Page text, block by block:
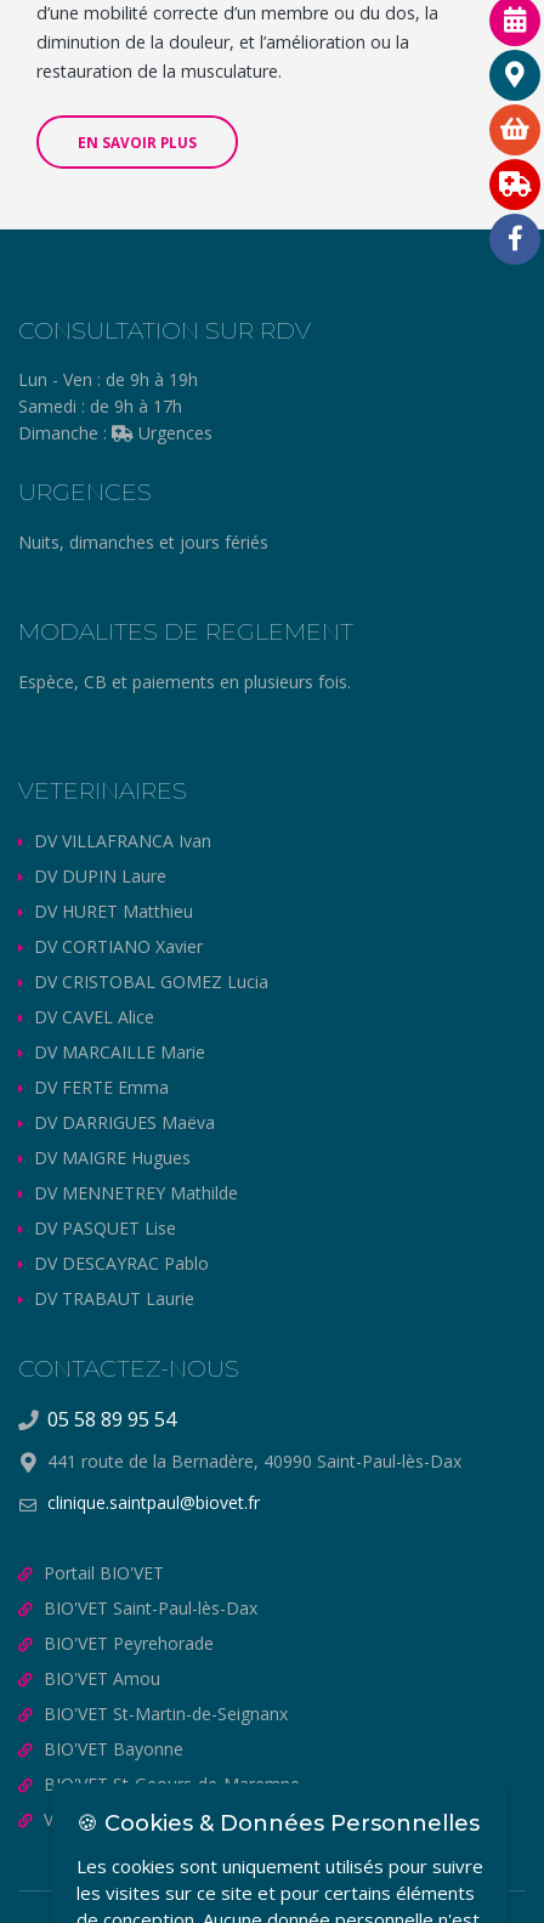
d’une mobilité correcte d’un membre ou du dos, la
diminution de la douleur, et l’amélioration ou la
restauration de la musculature.
EN SAVOIR PLUS
CONSULTATION SUR RDV
Lun - Ven : de 9h à 19h
Samedi : de 9h à 17h
Dimanche :
Urgences
URGENCES
Nuits, dimanches et jours fériés
MODALITES DE REGLEMENT
Espèce, CB et paiements en plusieurs fois.
VETERINAIRES
DV VILLAFRANCA Ivan
DV DUPIN Laure
DV HURET Matthieu
DV CORTIANO Xavier
DV CRISTOBAL GOMEZ Lucia
DV CAVEL Alice
DV MARCAILLE Marie
DV FERTE Emma
DV DARRIGUES Maëva
DV MAIGRE Hugues
DV MENNETREY Mathilde
DV PASQUET Lise
DV DESCAYRAC Pablo
DV TRABAUT Laurie
CONTACTEZ-NOUS
05 58 89 95 54
441 route de la Bernadère, 40990 Saint-Paul-lès-Dax
clinique.saintpaul@biovet.fr
Portail BIO'VET
BIO'VET Saint-Paul-lès-Dax
BIO'VET Peyrehorade
BIO'VET Amou
BIO'VET St-Martin-de-Seignanx
BIO'VET Bayonne
BIO'VET St-Geours-de-Maremne
VET'OSTEO
🍪 Cookies & Données Personnelles
Les cookies sont uniquement utilisés pour suivre
les visites sur ce site et pour certains éléments